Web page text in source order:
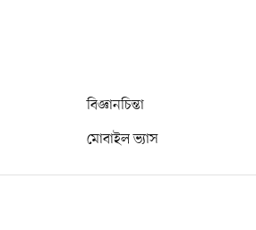
বিজ্ঞানচিন্তা
মোবাইল ভ্যাস